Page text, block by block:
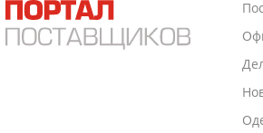
Промо
Антистрессы